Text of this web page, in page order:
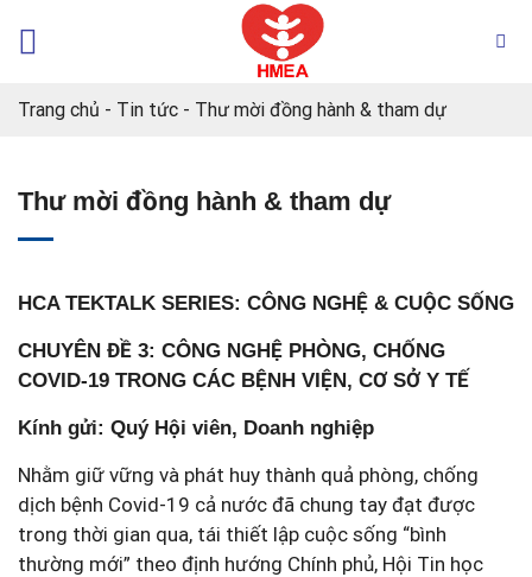
dungTrang chủ - Tin tức - Thư mời đồng hành & tham dự
Thư mời đồng hành & tham dự
HCA TEKTALK SERIES: CÔNG NGHỆ & CUỘC SỐNG
CHUYÊN ĐỀ 3: CÔNG NGHỆ PHÒNG, CHỐNG
COVID-19 TRONG CÁC BỆNH VIỆN, CƠ SỞ Y TẾ
Kính gửi: Quý Hội viên, Doanh nghiệp
Nhằm giữ vững và phát huy thành quả phòng, chống
dịch bệnh Covid-19 cả nước đã chung tay đạt được
trong thời gian qua, tái thiết lập cuộc sống “bình
thường mới” theo định hướng Chính phủ, Hội Tin học